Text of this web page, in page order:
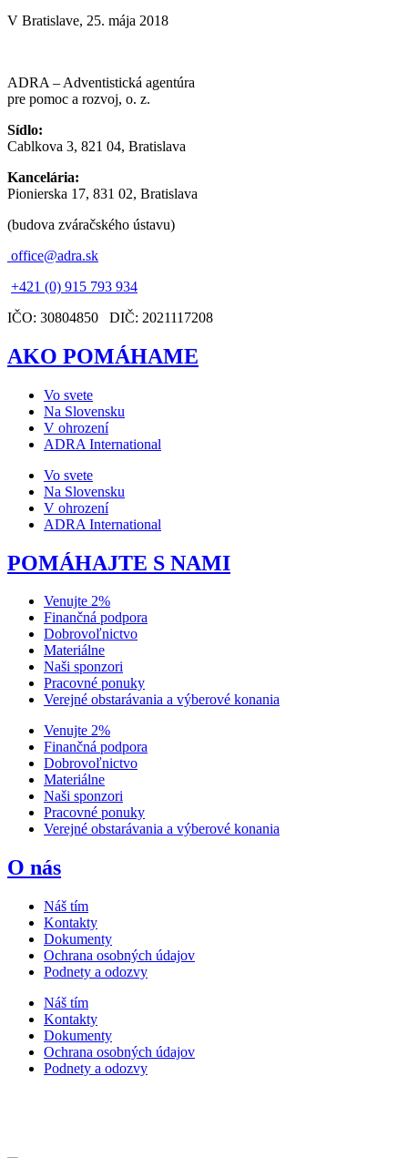
V Bratislave, 25. mája 2018
ADRA – Adventistická agentúra
pre pomoc a rozvoj, o. z.
Sídlo:
Cablkova 3, 821 04, Bratislava
Kancelária:
Pionierska 17, 831 02, Bratislava
(budova zváračského ústavu)
office@adra.sk
+421 (0) 915 793 934
IČO: 30804850 DIČ: 2021117208
AKO POMÁHAME
Vo svete
Na Slovensku
V ohrození
ADRA International
Vo svete
Na Slovensku
V ohrození
ADRA International
POMÁHAJTE S NAMI
Venujte 2%
Finančná podpora
Dobrovoľnictvo
Materiálne
Naši sponzori
Pracovné ponuky
Verejné obstarávania a výberové konania
Venujte 2%
Finančná podpora
Dobrovoľnictvo
Materiálne
Naši sponzori
Pracovné ponuky
Verejné obstarávania a výberové konania
O nás
Náš tím
Kontakty
Dokumenty
Ochrana osobných údajov
Podnety a odozvy
Náš tím
Kontakty
Dokumenty
Ochrana osobných údajov
Podnety a odozvy